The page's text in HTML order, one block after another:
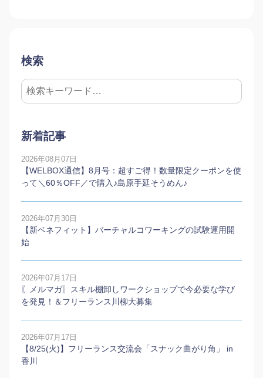
検索
新着記事
2026年08月07日
【WELBOX通信】8月号：超すご得！数量限定クーポンを使
って＼60％OFF／で購入♪島原手延そうめん♪
2026年07月30日
【新ベネフィット】バーチャルコワーキングの試験運用開
始
2026年07月17日
〖メルマガ〗スキル棚卸しワークショップで今必要な学び
を発見！＆フリーランス川柳大募集
2026年07月17日
【8/25(火)】フリーランス交流会「スナック曲がり角」 in
香川